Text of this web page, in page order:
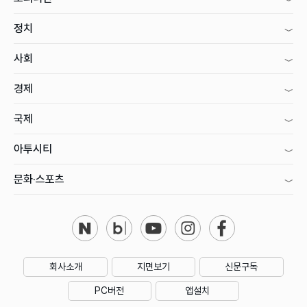
정치
사회
경제
국제
아투시티
문화·스포츠
회사소개 지면보기 신문구독
PC버전 앱설치